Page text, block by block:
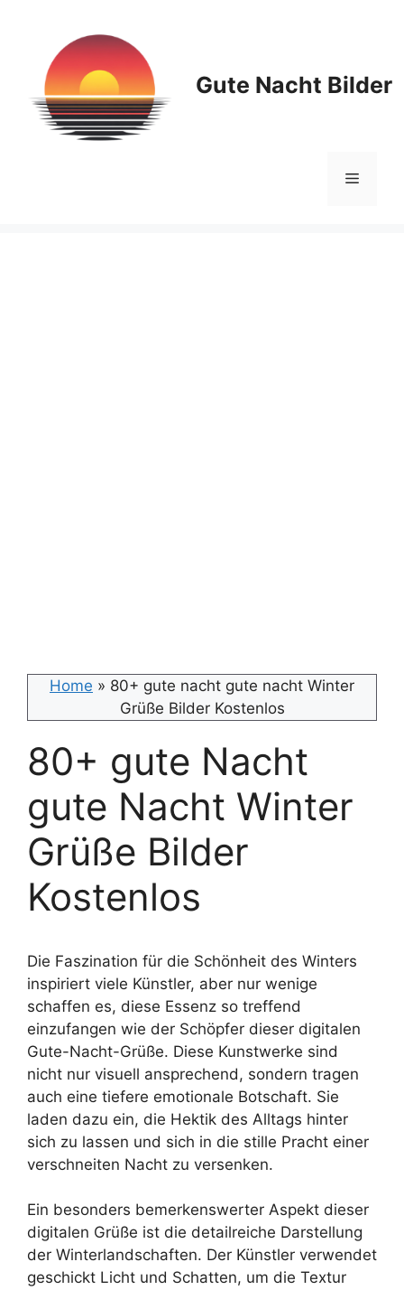
springen
Gute Nacht Bilder
Menü
Home » 80+ gute nacht gute nacht Winter
Grüße Bilder Kostenlos
80+ gute Nacht
gute Nacht Winter
Grüße Bilder
Kostenlos
Die Faszination für die Schönheit des Winters
inspiriert viele Künstler, aber nur wenige
schaffen es, diese Essenz so treffend
einzufangen wie der Schöpfer dieser digitalen
Gute-Nacht-Grüße. Diese Kunstwerke sind
nicht nur visuell ansprechend, sondern tragen
auch eine tiefere emotionale Botschaft. Sie
laden dazu ein, die Hektik des Alltags hinter
sich zu lassen und sich in die stille Pracht einer
verschneiten Nacht zu versenken.
Ein besonders bemerkenswerter Aspekt dieser
digitalen Grüße ist die detailreiche Darstellung
der Winterlandschaften. Der Künstler verwendet
geschickt Licht und Schatten, um die Textur